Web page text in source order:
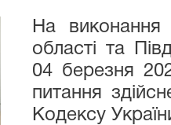
На виконання
області та
04 березня
питання
Кодексу